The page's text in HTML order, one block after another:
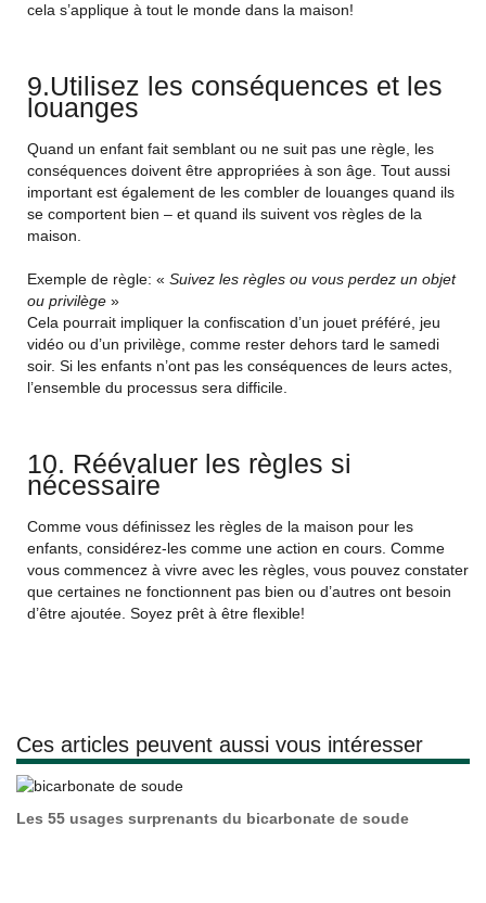
cela s’applique à tout le monde dans la maison!
9.Utilisez les conséquences et les
louanges
Quand un enfant fait semblant ou ne suit pas une règle, les
conséquences doivent être appropriées à son âge. Tout aussi
important est également de les combler de louanges quand ils
se comportent bien – et quand ils suivent vos règles de la
maison.
Exemple de règle: « Suivez les règles ou vous perdez un objet
ou privilège »
Cela pourrait impliquer la confiscation d’un jouet préféré, jeu
vidéo ou d’un privilège, comme rester dehors tard le samedi
soir. Si les enfants n’ont pas les conséquences de leurs actes,
l’ensemble du processus sera difficile.
10. Réévaluer les règles si
nécessaire
Comme vous définissez les règles de la maison pour les
enfants, considérez-les comme une action en cours. Comme
vous commencez à vivre avec les règles, vous pouvez constater
que certaines ne fonctionnent pas bien ou d’autres ont besoin
d’être ajoutée. Soyez prêt à être flexible!
Ces articles peuvent aussi vous intéresser
Les 55 usages surprenants du bicarbonate de soude